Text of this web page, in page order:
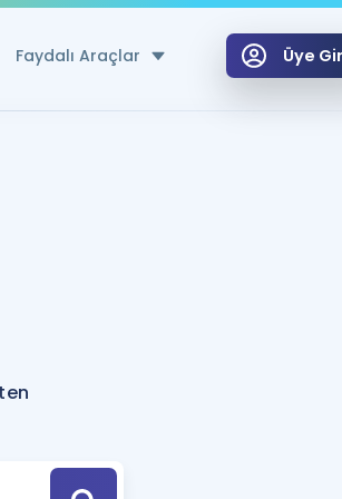
Faydalı Araçlar
Hesaplama Aracı
için Öneriler
Tek Takvimde
Üye
Hoca ile seni sınava hazırlayacak onlarca